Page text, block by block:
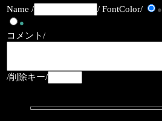
Name /
/ FontColor/ ●
●
コメント/
/削除キー/